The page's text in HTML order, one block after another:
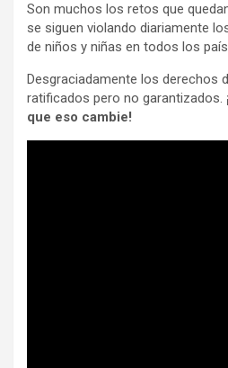
Son muchos los retos que
se siguen violando diariamente
de niños y niñas en todos los
Desgraciadamente los derechos
ratificados pero no garantizados.
que eso cambie!